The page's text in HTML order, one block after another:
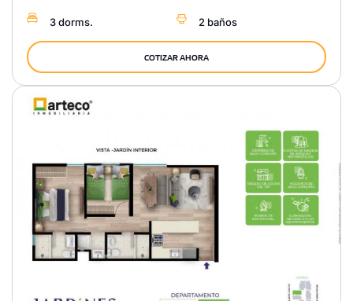
3 dorms. 2 baños
COTIZAR AHORA